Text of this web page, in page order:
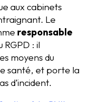
aux cabinets
Le
responsable
RGPD : il
moyens du
santé, et porte la
d’incident.